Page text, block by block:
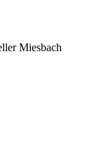
Miesbach